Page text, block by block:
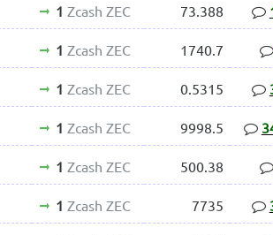
1 Zcash ZEC 73.388
1 Zcash ZEC 1740.7
1 Zcash ZEC 0.5315
1 Zcash ZEC 9998.5
1 Zcash ZEC 500.38
1 Zcash ZEC 7735